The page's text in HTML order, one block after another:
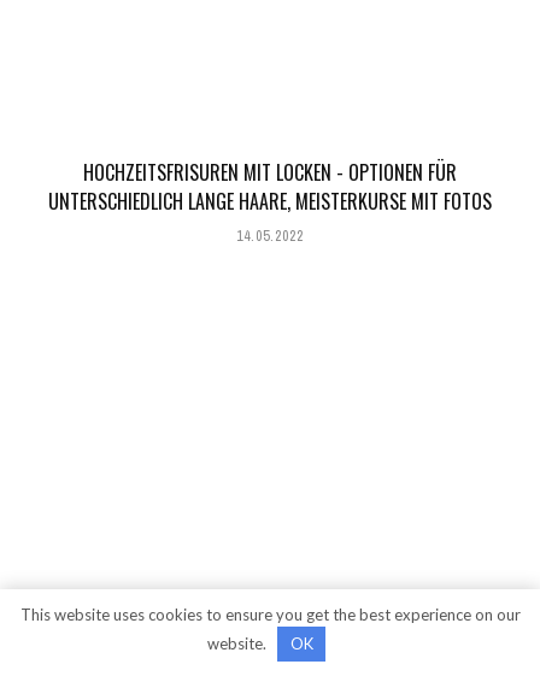
HOCHZEITSFRISUREN MIT LOCKEN - OPTIONEN FÜR
UNTERSCHIEDLICH LANGE HAARE, MEISTERKURSE MIT FOTOS
14.05.2022
This website uses cookies to ensure you get the best experience on our
website.
OK